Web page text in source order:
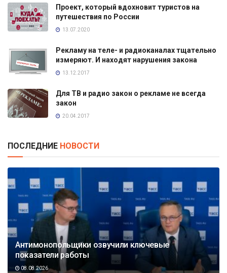
Проект, который вдохновит туристов на
путешествия по России
13.07.2020
Рекламу на теле- и радиоканалах тщательно
измеряют. И находят нарушения закона
13.12.2017
Для ТВ и радио закон о рекламе не всегда
закон
20.04.2017
ПОСЛЕДНИЕ НОВОСТИ
Антимонопольщики озвучили ключевые
показатели работы
08.08.2026